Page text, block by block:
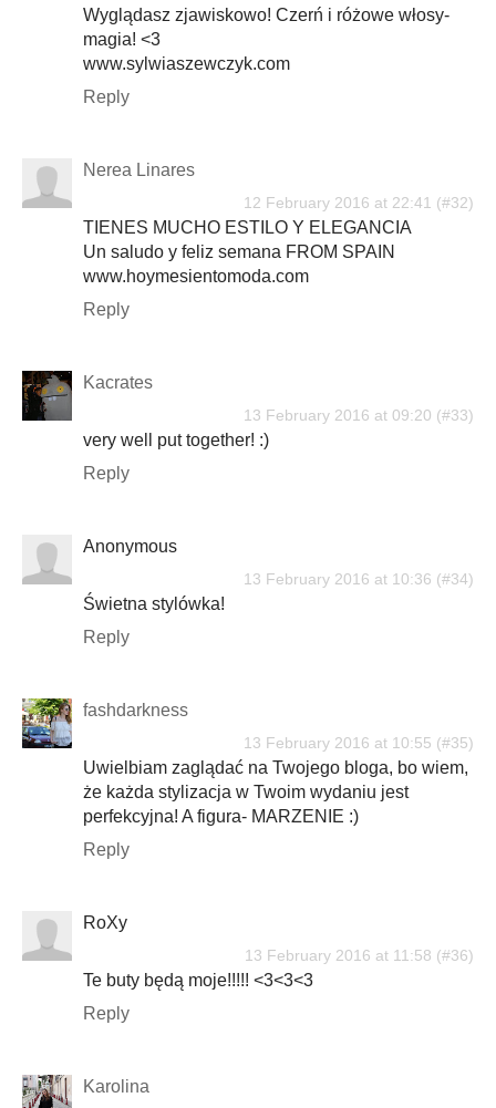
Wyglądasz zjawiskowo! Czerń i różowe włosy-
magia! <3
www.sylwiaszewczyk.com
Reply
Nerea Linares
12 February 2016 at 22:41
TIENES MUCHO ESTILO Y ELEGANCIA
Un saludo y feliz semana FROM SPAIN
www.hoymesientomoda.com
Reply
Kacrates
13 February 2016 at 09:20
very well put together! :)
Reply
Anonymous
13 February 2016 at 10:36
Świetna stylówka!
Reply
fashdarkness
13 February 2016 at 10:55
Uwielbiam zaglądać na Twojego bloga, bo wiem,
że każda stylizacja w Twoim wydaniu jest
perfekcyjna! A figura- MARZENIE :)
Reply
RoXy
13 February 2016 at 11:58
Te buty będą moje!!!!! <3<3<3
Reply
Karolina